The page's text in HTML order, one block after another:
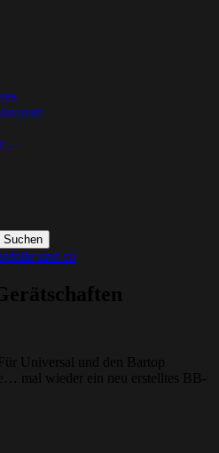
und co
Universal und den Bartop
mal wieder ein neu erstelltes BB-